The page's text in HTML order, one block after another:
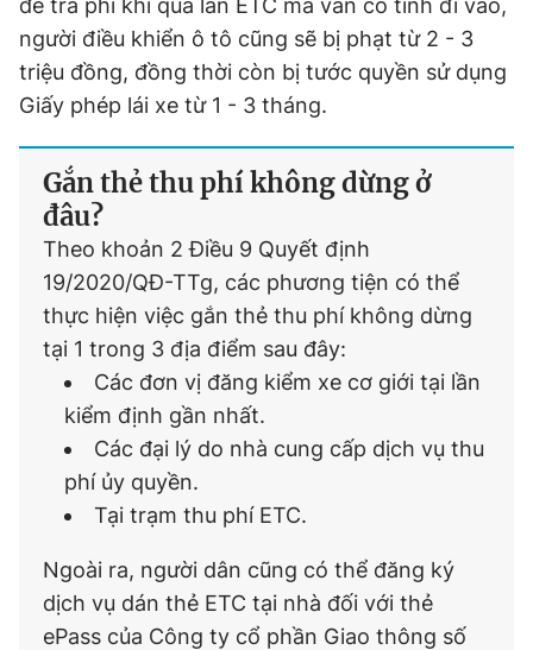
để trả phí khi qua làn ETC mà vẫn cố tình đi vào,
người điều khiển ô tô cũng sẽ bị phạt từ 2 - 3
triệu đồng, đồng thời còn bị tước quyền sử dụng
Giấy phép lái xe từ 1 - 3 tháng.
Gắn thẻ thu phí không dừng ở
đâu?
Theo khoản 2 Điều 9 Quyết định
19/2020/QĐ-TTg, các phương tiện có thể
thực hiện việc gắn thẻ thu phí không dừng
tại 1 trong 3 địa điểm sau đây:
Các đơn vị đăng kiểm xe cơ giới tại lần
kiểm định gần nhất.
Các đại lý do nhà cung cấp dịch vụ thu
phí ủy quyền.
Tại trạm thu phí ETC.
Ngoài ra, người dân cũng có thể đăng ký
dịch vụ dán thẻ ETC tại nhà đối với thẻ
ePass của Công ty cổ phần Giao thông số